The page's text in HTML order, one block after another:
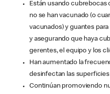
Están usando
no se han vacunado (o
vacunados) y guantes
y asegurando que haya
gerentes, el equipo y los
Han aumentado la
desinfectan las
Continúan promoviendo